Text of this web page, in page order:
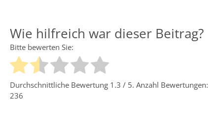
Wie hilfreich war dieser Beitrag?
Bitte bewerten Sie:
Durchschnittliche Bewertung 1.3 / 5. Anzahl Bewertungen:
236